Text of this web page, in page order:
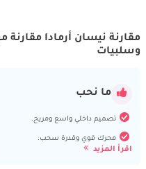
مقارنة نيسان أرمادا
وسلبيات
ما نحب
تصميم داخلي واسع ومريح.
محرك قوي وقدرة سحب.
اقرأ المزيد